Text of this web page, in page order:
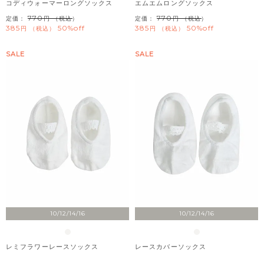
コディウォーマーロングソックス
定価： 770 （税込）
385 税込 50%off
エムエムロングソックス
定価： 770 （税込）
385 税込 50%off
10/12/14/16
SALE
レミフラワーレースソックス
10/12/14/16
SALE
レースカバーソックス